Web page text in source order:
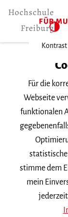
Kontrast
Hochschule
Allgemeines
Aktuelles
Nathalie
Montag, 24.
Für die
Webseite
funktionalen
stimme dem
mein